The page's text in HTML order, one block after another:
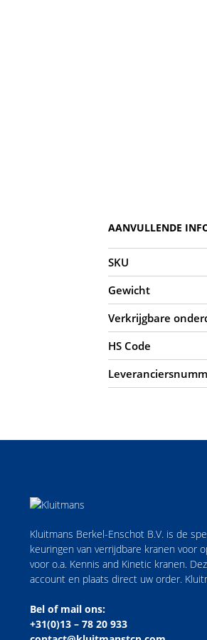
AANVULLENDE
SKU
Gewicht
Verkrijgbare
HS Code
Kluitmans Berkel-Enschot B.V. is de
keuringen van verrijdbare kranen voor
voor o.a. Kennis and Kinetic kranen.
account en plaats direct uw order.
Bel of mail ons:
+31(0)13 – 78 20 933